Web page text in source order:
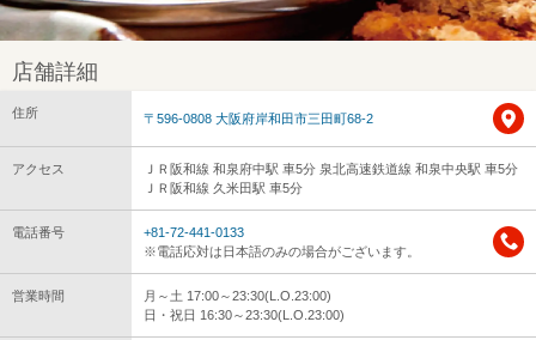
店舗詳細
住所 〒596-0808 大阪府岸和田市三田町68-2
アクセス
ＪＲ阪和線 和泉府中駅 車5分 泉北高速鉄道線 和泉中央駅 車5分
ＪＲ阪和線 久米田駅 車5分
電話番号
+81-72-441-0133
※電話応対は日本語のみの場合がございます。
営業時間
月～土 17:00～23:30(L.O.23:00)
日・祝日 16:30～23:30(L.O.23:00)